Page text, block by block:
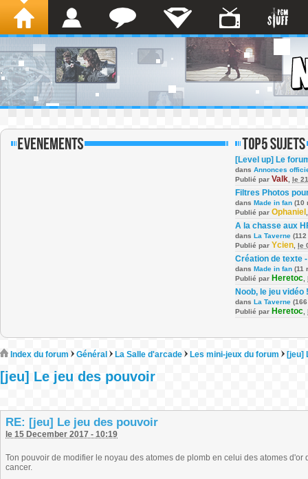
[Level up] Le
dans Annonces
Publié par Valk le
Filtres Photos
dans Made in fan (10
Publié par Ophaniel
A la chasse aux
dans La Taverne
Publié par Ycien le
Création de texte
dans Made in fan (11
Publié par Heretoc
Noob, le jeu vidéo !
dans La Taverne
Publié par Heretoc
Index du forum Général La Salle d'arcade Les mini-jeux du forum [jeu]
[jeu] Le jeu des pouvoir
RE: [jeu] Le jeu des pouvoir
le 15 December 2017 - 10:19
Ton pouvoir de modifier le noyau des atomes de plomb en celui des atomes
cancer.